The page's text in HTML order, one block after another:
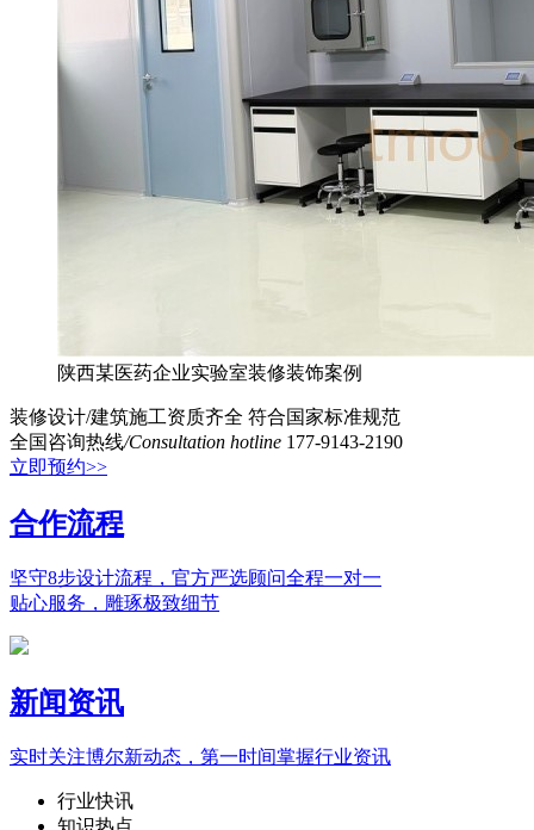
陕西某医药企业实验室装修装饰案例
装修设计/建筑施工资质齐全 符合国家标准规范
全国咨询热线/Consultation hotline 177-9143-2190
立即预约>>
合作流程
坚守8步设计流程，官方严选顾问全程一对一
贴心服务，雕琢极致细节
新闻资讯
实时关注博尔新动态，第一时间掌握行业资讯
行业快讯
知识热点